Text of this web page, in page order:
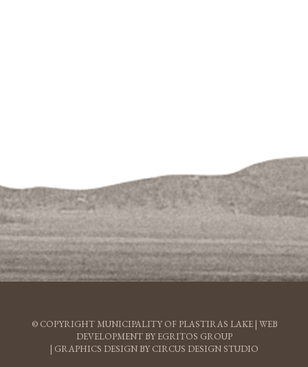
© COPYRIGHT MUNICIPALITY OF PLASTIRAS LAKE | WEB
DEVELOPMENT BY EGRITOS GROUP
| GRAPHICS DESIGN BY CIRCUS DESIGN STUDIO